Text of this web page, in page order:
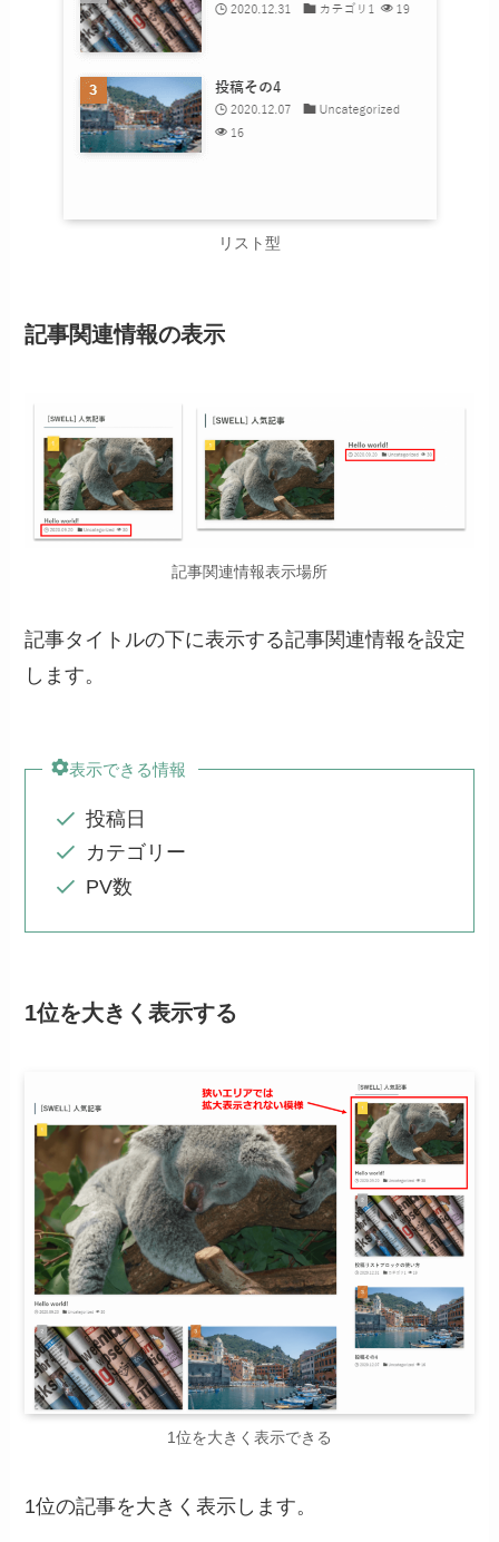
リスト型
記事関連情報の表示
記事関連情報表示場所
記事タイトルの下に表示する記事関連情報を設定
します。
表示できる情報
投稿日
カテゴリー
PV数
1位を大きく表示する
1位を大きく表示できる
1位の記事を大きく表示します。